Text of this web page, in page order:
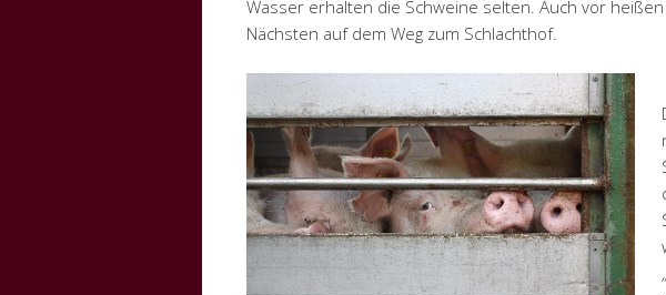
Wasser erhalten die Schweine selten. Auch vor
Nächsten auf dem Weg zum Schlachthof.